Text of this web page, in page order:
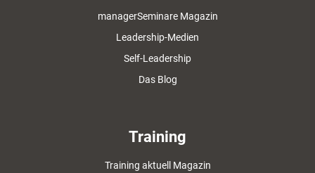
managerSeminare Magazin
Leadership-Medien
Self-Leadership
Das Blog
Training
Training aktuell Magazin